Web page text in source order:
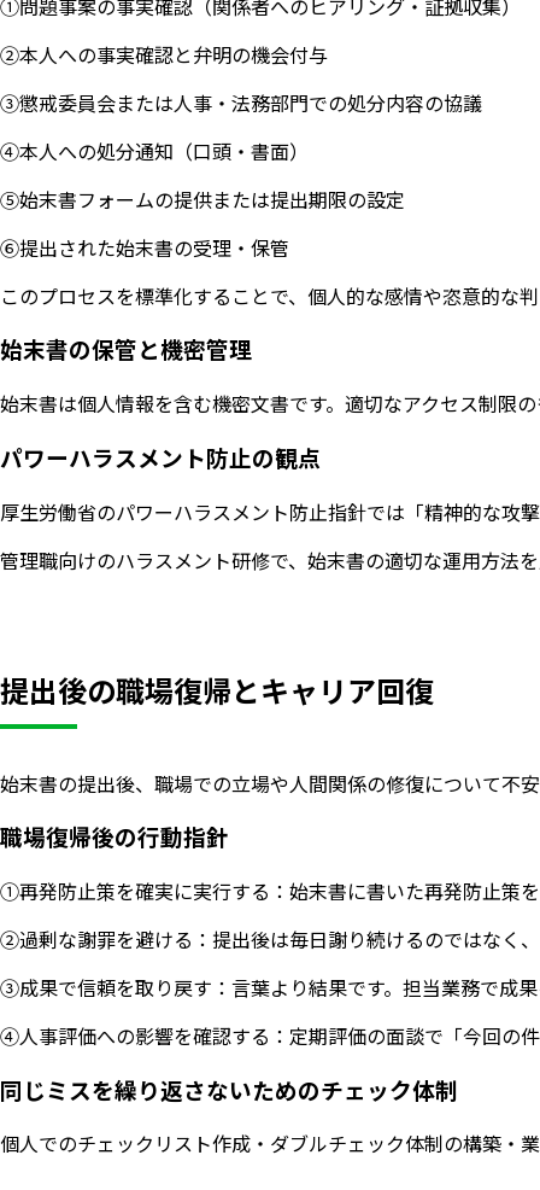
②本人への事実確認と弁明の機会付与
③懲戒委員会または人事・法務部門での処分内容の協議
④本人への処分通知（口頭・書面）
⑤始末書フォームの提供または提出期限の設定
⑥提出された始末書の受理・保管
このプロセスを標準化することで、個人的な感情や恣意的な
始末書の保管と機密管理
始末書は個人情報を含む機密文書です。適切なアクセス制限
パワーハラスメント防止の観点
厚生労働省のパワーハラスメント防止指針では「精神的な攻
管理職向けのハラスメント研修で、始末書の適切な運用方法
提出後の職場復帰とキャリア回復
始末書の提出後、職場での立場や人間関係の修復について不
職場復帰後の行動指針
①再発防止策を確実に実行する：始末書に書いた再発防止策
②過剰な謝罪を避ける：提出後は毎日謝り続けるのではなく
③成果で信頼を取り戻す：言葉より結果です。担当業務で成
④人事評価への影響を確認する：定期評価の面談で「今回の
同じミスを繰り返さないためのチェック体制
個人でのチェックリスト作成・ダブルチェック体制の構築・